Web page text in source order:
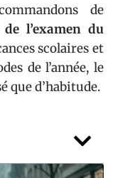
de
l’examen du
scolaires et
de l’année, le
que d’habitude.